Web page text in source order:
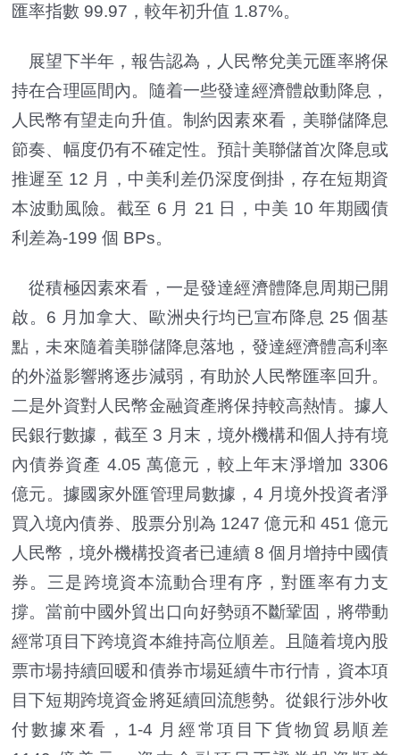
匯率指數 99.97，較年初升值 1.87%。
展望下半年，報告認為，人民幣兌美元匯率將保
持在合理區間內。隨着一些發達經濟體啟動降息，
人民幣有望走向升值。制約因素來看，美聯儲降息
節奏、幅度仍有不確定性。預計美聯儲首次降息或
推遲至 12 月，中美利差仍深度倒掛，存在短期資
本波動風險。截至 6 月 21 日，中美 10 年期國債
利差為-199 個 BPs。
從積極因素來看，一是發達經濟體降息周期已開
啟。6 月加拿大、歐洲央行均已宣布降息 25 個基
點，未來隨着美聯儲降息落地，發達經濟體高利率
的外溢影響將逐步減弱，有助於人民幣匯率回升。
二是外資對人民幣金融資產將保持較高熱情。據人
民銀行數據，截至 3 月末，境外機構和個人持有境
內債券資產 4.05 萬億元，較上年末淨增加 3306
億元。據國家外匯管理局數據，4 月境外投資者淨
買入境內債券、股票分別為 1247 億元和 451 億元
人民幣，境外機構投資者已連續 8 個月增持中國債
券。三是跨境資本流動合理有序，對匯率有力支
撐。當前中國外貿出口向好勢頭不斷鞏固，將帶動
經常項目下跨境資本維持高位順差。且隨着境內股
票市場持續回暖和債券市場延續牛市行情，資本項
目下短期跨境資金將延續回流態勢。從銀行涉外收
付數據來看，1-4 月經常項目下貨物貿易順差